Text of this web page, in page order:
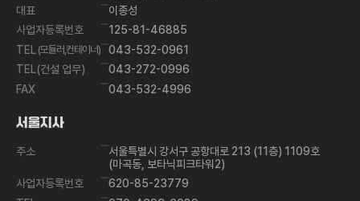
대표
이종성
사업자등록번호
125-81-46885
TEL (모듈러,컨테이너)
043-532-0961
TEL(건설 업무)
043-272-0996
FAX
043-532-4996
서울지사
주소
서울특별시 강서구 공항대로 213 (11층) 1109호
(마곡동, 보타닉피크타워2)
사업자등록번호
620-85-23779